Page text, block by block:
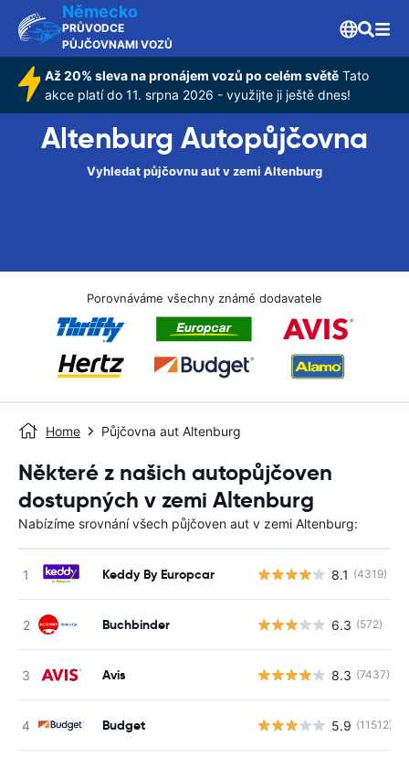
Německo
PRŮVODCE
PŮJČOVNAMI VOZŮ
Až 20% sleva na pronájem vozů po celém světě Tato
akce platí do 11. srpna 2026 - využijte ji ještě dnes!
Altenburg Autopůjčovna
Vyhledat půjčovnu aut v zemi Altenburg
Porovnáváme všechny známé dodavatele
Home Půjčovna aut Altenburg
Některé z našich autopůjčoven
dostupných v zemi Altenburg
Nabízíme srovnání všech půjčoven aut v zemi Altenburg:
Keddy By Europcar 8.1 (4319)
Buchbinder 6.3 (572)
Avis 8.3 (7437)
Budget 5.9 (11512)